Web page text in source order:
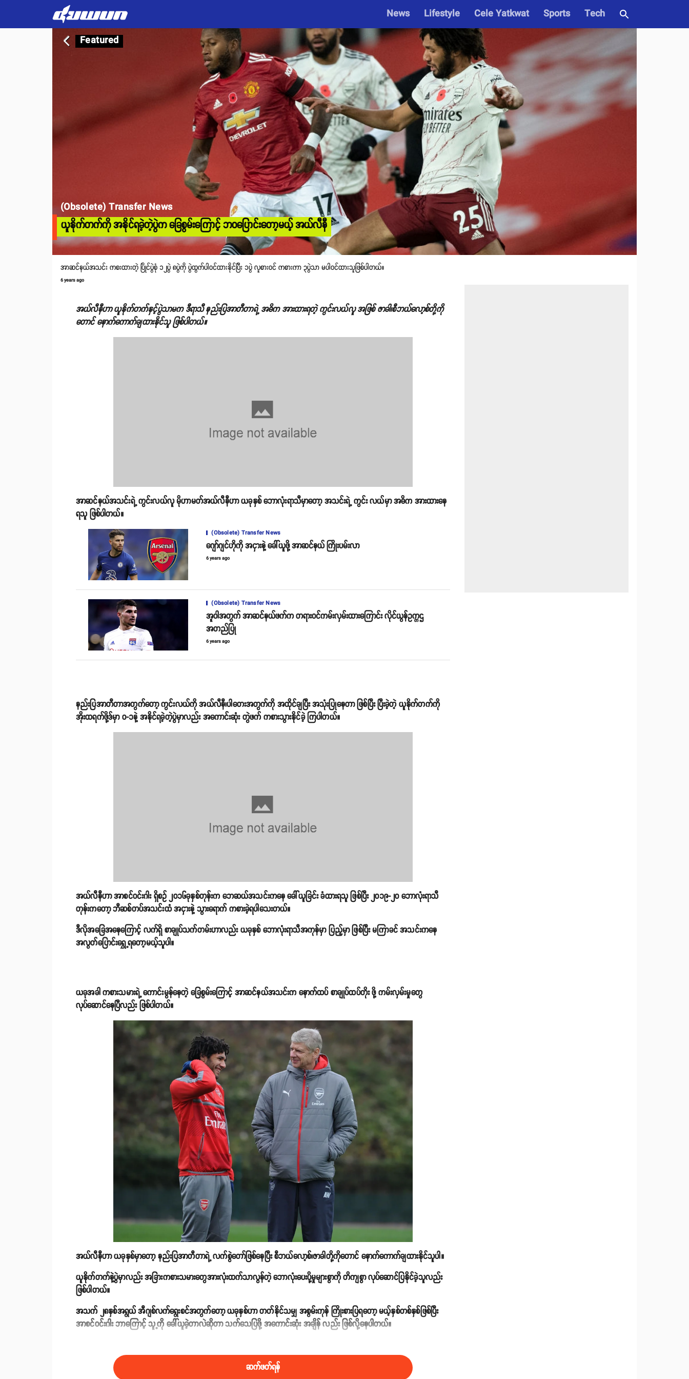
News Lifestyle Cele Yatkwat Sports
Tech
Featured
arrow_back_ios
(Obsolete) Transfer News
ယူနိုက်တက်ကို အနိုင်ရခဲ့တဲ့ပွဲက ခြေစွမ်းကြောင့် ဘဝပြောင်းတော့မယ့် အယ်လီနီ
အာဆင်နယ်အသင်း ကစးထားတဲ့ ပြိုင်ပွဲစုံ ၁၂ပွဲ ၈ပွဲကို ပွဲထွက်ပါဝင်ထားနိုင်ပြီး ၁ပွဲ လူစားဝင် ကစားကာ ၃ပွဲသာ မပါဝင်ထားသူဖြစ်ပါတယ်။
6 years ago
အယ်လီနီဟာ ယူနိုက်တက်နှင့်ပွဲသာမက ဒီရာသီ နည်းပြအာတီတာရဲ့ အဓိက အားထားရတဲ့ ကွင်းလယ်လူ အဖြစ် ဇာခါ၊စီဘယ်လော့စ်တို့ကို
တောင် နောက်ကောက်ချထားနိုင်သူ ဖြစ်ပါတယ်။
အာဆင်နယ်အသင်းရဲ့ ကွင်းလယ်လူ မိုဟာမတ်အယ်လီနီဟာ ယခုနှစ် ဘောလုံးရာသီမှာတော့ အသင်းရဲ့ ကွင်း လယ်မှာ အဓိက အားထားနေ
ရသူ ဖြစ်ပါတယ်။
(Obsolete) Transfer News
ဂျော်ဂျင်ဟိုကို အငှားနဲ့ ခေါ်ယူဖို့ အာဆင်နယ် ကြိုးပမ်းလာ
6 years ago
(Obsolete) Transfer News
အူဝါအတွက် အာဆင်နယ်ဖက်က တရားဝင်ကမ်းလှမ်းထားကြောင်း လိုင်ယွန်ဥက္ကဌ
အတည်ပြု
6 years ago
နည်းပြအာတီတာအတွက်တော့ ကွင်းလယ်ကို အယ်လီနီ၊ပါတေးအတွက်ကို အထိုင်ချပြီး အသုံးပြုနေတာ ဖြစ်ပြီး ပြီးခဲ့တဲ့ ယူနိုက်တက်ကို
အိုးထရက်ဖို့ဒ်မှာ ၀-၁နဲ့ အနိုင်ရခဲ့တဲ့ပွဲမှာလည်း အကောင်းဆုံး တွဲဖက် ကစားသွားနိုင်ခဲ့ ကြပါတယ်။
အယ်လီနီဟာ အာစင်ဝင်းဂါး ရှိစဥ် ၂၀၁၆ခုနှစ်တုန်းက ဘေဆယ်အသင်းကနေ ခေါ်ယူခြင်း ခံထားရသူ ဖြစ်ပြီး ၂၀၁၉-၂၀ ဘောလုံးရာသီ
တုန်းကတော့ ဘီဆစ်တပ်အသင်းထံ အငှားနဲ့ သွားရောက် ကစားခဲ့ရပါသေးတယ်။
ဒီလိုအခြေအနေကြောင့် လက်ရှိ စာချုပ်သက်တမ်းဟာလည်း ယခုနှစ် ဘောလုံးရာသီအကုန်မှာ ပြည့်မှာ ဖြစ်ပြီး မကြာခင် အသင်းကနေ
အလွတ်ပြောင်းရွှေ့ရတော့မယ့်သူပါ။
ယခုအခါ ကစားသမားရဲ့ ကောင်းမွန်နေတဲ့ ခြေစွမ်းကြောင့် အာဆင်နယ်အသင်းက နောက်ထပ် စာချုပ်ထပ်တိုး ဖို့ ကမ်းလှမ်းမှုတွေ
လုပ်ဆောင်နေပြီလည်း ဖြစ်ပါတယ်။
အယ်လီနီဟာ ယခုနှစ်မှာတော့ နည်းပြအာတီတာရဲ့ လက်စွဲတော်ဖြစ်နေပြီး စီဘယ်လော့စ်၊ဇာခါတို့ကိုတောင် နောက်‌ကောက်ချထားနိုင်သူပါ။
ယူနိုက်တက်နဲ့ပွဲမှာလည်း အခြားကစားသမားတွေအားလုံးထက်သာလွန်တဲ့ ဘောလုံးပေးပို့မှုများစွာကို တိကျစွာ လုပ်ဆောင်ပြနိုင်ခဲ့သူလည်း
ဖြစ်ပါတယ်။
အသက် ၂၈နှစ်အရွယ် အီဂျစ်လက်ရွေးစင်အတွက်တော့ ယခုနှစ်ဟာ တတ်နိုင်သမျှ အစွမ်းကုန် ကြိုးစားပြရတော့ မယ့်နှစ်တစ်နှစ်ဖြစ်ပြီး
အာစင်ဝင်းဂါး ဘာကြောင့် သူ့ကို ခေါ်ယူခဲ့တာလဲဆိုတာ သက်သေပြဖို့ အကောင်းဆုံး အချိန် လည်း ဖြစ်လို့နေပါတယ်။
ဆက်ဖတ်ရန်